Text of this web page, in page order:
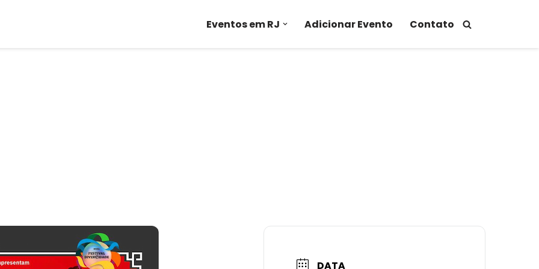
Eventos em RJ Adicionar Evento Contato
DATA